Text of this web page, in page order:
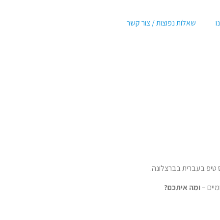
שאלות נפוצות / צור קשר
טיפ בעברית בברצלונה.
–ומה איתכם?